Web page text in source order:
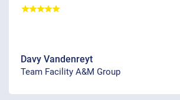
Davy Vandenreyt
Team Facility A&M Group